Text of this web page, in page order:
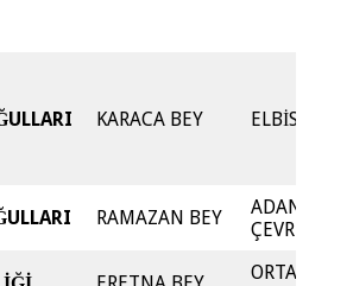
KARACA BEY ELBİSTAN
RAMAZAN BEY
ADANA VE
ÇEVRESİ
ORTA